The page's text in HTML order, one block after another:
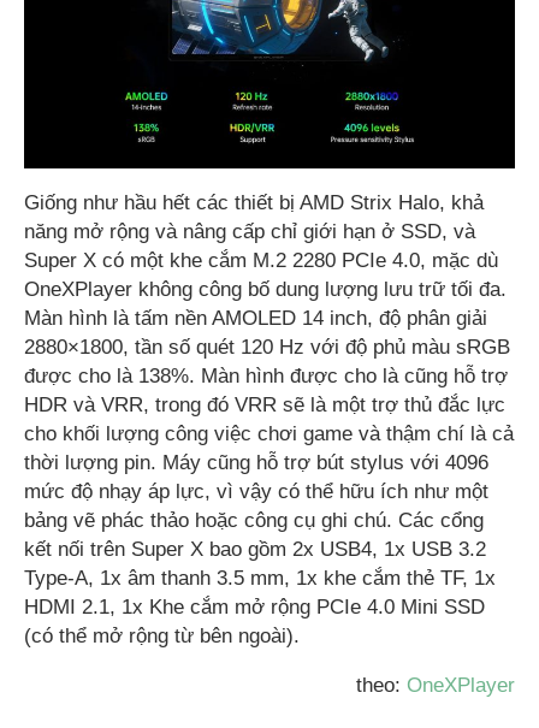
Giống như hầu hết các thiết bị AMD Strix Halo, khả
năng mở rộng và nâng cấp chỉ giới hạn ở SSD, và
Super X có một khe cắm M.2 2280 PCIe 4.0, mặc dù
OneXPlayer không công bố dung lượng lưu trữ tối đa.
Màn hình là tấm nền AMOLED 14 inch, độ phân giải
2880×1800, tần số quét 120 Hz với độ phủ màu sRGB
được cho là 138%. Màn hình được cho là cũng hỗ trợ
HDR và ​​VRR, trong đó VRR sẽ là một trợ thủ đắc lực
cho khối lượng công việc chơi game và thậm chí là cả
thời lượng pin. Máy cũng hỗ trợ bút stylus với 4096
mức độ nhạy áp lực, vì vậy có thể hữu ích như một
bảng vẽ phác thảo hoặc công cụ ghi chú. Các cổng
kết nối trên Super X bao gồm 2x USB4, 1x USB 3.2
Type-A, 1x âm thanh 3.5 mm, 1x khe cắm thẻ TF, 1x
HDMI 2.1, 1x Khe cắm mở rộng PCIe 4.0 Mini SSD
(có thể mở rộng từ bên ngoài).
theo: OneXPlayer